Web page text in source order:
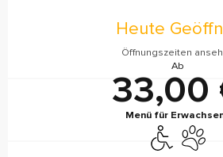
Heute
Öffnungszeiten
Ab
33,00
Menü für
Zugang für
Tiere